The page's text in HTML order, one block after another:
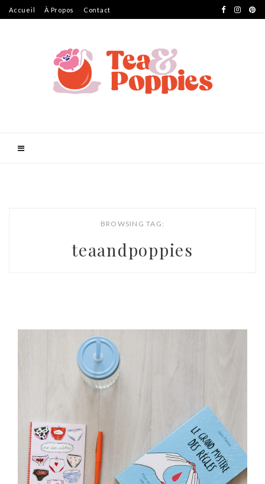
Accueil À Propos Contact
BROWSING TAG:
teaandpoppies